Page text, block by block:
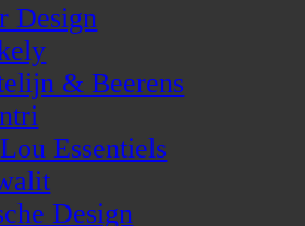
Design
& Beerens
Essentiels
Design